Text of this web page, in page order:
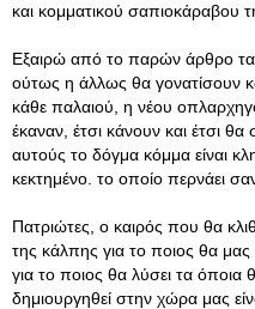
και κομματικού σαπιοκάραβου
Εξαιρώ από το παρών άρθρο
ούτως η άλλως θα γονατίσουν
κάθε παλαιού, η νέου
έκαναν, έτσι κάνουν και έτσι θα
αυτούς το δόγμα κόμμα είναι
κεκτημένο. το οποίο περνάει
Πατριώτες, ο καιρός που θα
της κάλπης για το ποιος θα μας
για το ποιος θα λύσει τα
δημιουργηθεί στην χώρα μας